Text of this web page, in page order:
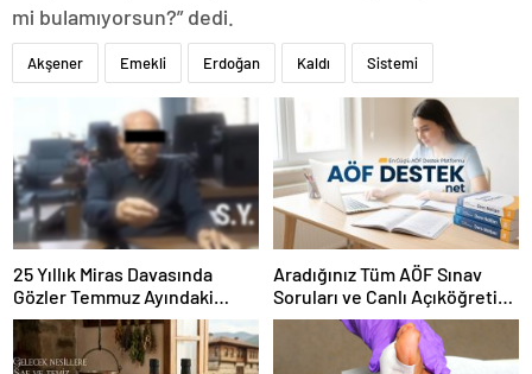
mi bulamıyorsun?” dedi.
Akşener Emekli Erdoğan Kaldı Sistemi
25 Yıllık Miras Davasında
Gözler Temmuz Ayındaki
Karar Duruşmasına Çevrildi
Aradığınız Tüm AÖF Sınav
Soruları ve Canlı Açıköğretim
Forumu Burada